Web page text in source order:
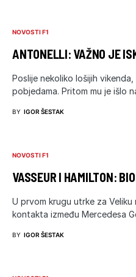
NOVOSTI F1
ANTONELLI: VAŽNO JE
Poslije nekoliko lošijih
pobjedama. Pritom mu je išlo
BY IGOR ŠESTAK
NOVOSTI F1
VASSEUR I HAMILTON:
U prvom krugu utrke za
kontakta između Mercedesa
BY IGOR ŠESTAK